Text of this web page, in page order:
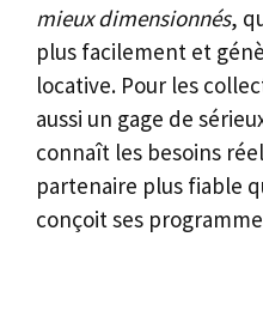
mieux dimensionnés,
plus facilement et
locative. Pour les
aussi un gage de
connaît les besoins
partenaire plus fiable
conçoit ses